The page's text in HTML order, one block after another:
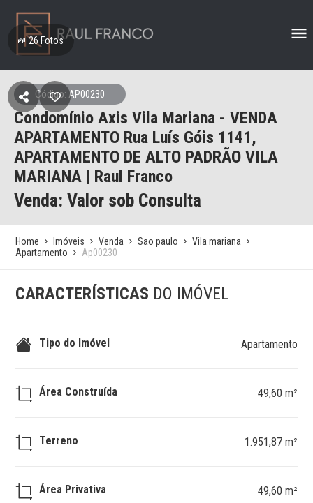
26 Fotos
Código: AP00230
Condomínio Axis Vila Mariana - VENDA
APARTAMENTO Rua Luís Góis 1141,
APARTAMENTO DE ALTO PADRÃO VILA
MARIANA | Raul Franco
Venda: Valor sob Consulta
Home Imóveis Venda Sao paulo
Vila mariana
Apartamento
Ap00230
CARACTERÍSTICAS DO IMÓVEL
Tipo do Imóvel Apartamento
Área Construída 49,60 m²
Terreno 1.951,87 m²
Área Privativa 49,60 m²